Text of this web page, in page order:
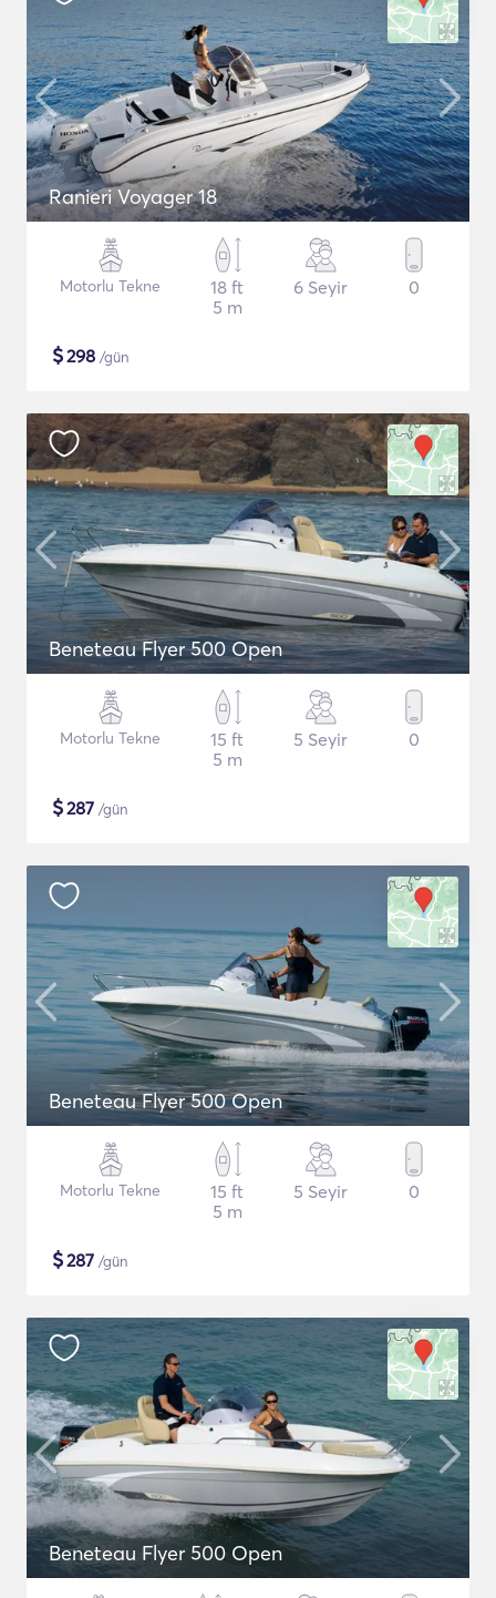
Ranieri Voyager 18
Motorlu Tekne
18 ft
5 m
6 Seyir 0
$298 /gün
Beneteau Flyer 500 Open
Motorlu Tekne
15 ft
5 m
5 Seyir 0
$287 /gün
Beneteau Flyer 500 Open
Motorlu Tekne
15 ft
5 m
5 Seyir 0
$287 /gün
Beneteau Flyer 500 Open